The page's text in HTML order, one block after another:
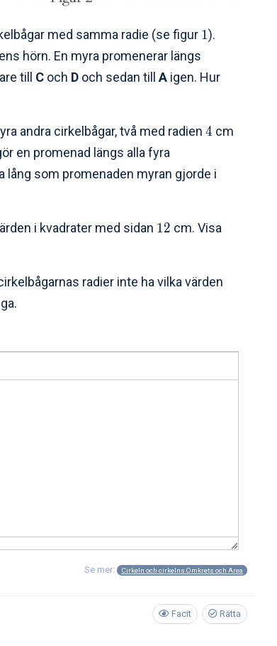
med samma radie (se figur 1).
hörn. En myra promenerar längs
till C och D och sedan till A igen. Hur
andra cirkelbågar, två med radien 4 cm
en promenad längs alla fyra
lång som promenaden myran gjorde i
i kvadrater med sidan 12 cm. Visa
radier inte ha vilka värden
Se mer: Cirkeln och cirkelns Omkrets och Area
Rätta
Facit